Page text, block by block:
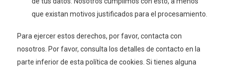
que existan motivos justificados para el procesamiento.
Para ejercer estos derechos, por favor, contacta con
nosotros. Por favor, consulta los detalles de contacto en la
parte inferior de esta política de cookies. Si tienes alguna